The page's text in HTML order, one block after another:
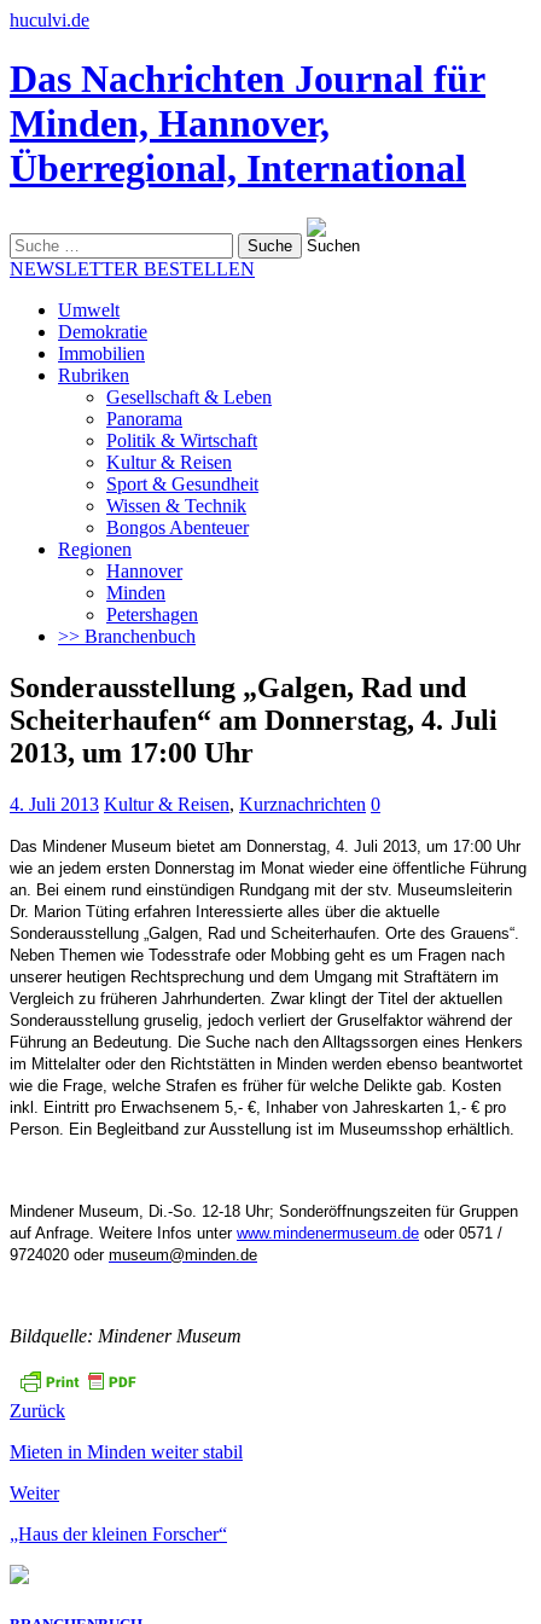
huculvi.de
Das Nachrichten Journal für
Minden, Hannover,
Überregional, International
nach:
NEWSLETTER BESTELLEN
Umwelt
Demokratie
Immobilien
Rubriken
Gesellschaft & Leben
Panorama
Politik & Wirtschaft
Kultur & Reisen
Sport & Gesundheit
Wissen & Technik
Bongos Abenteuer
Regionen
Hannover
Minden
Petershagen
>> Branchenbuch
Sonderausstellung „Galgen, Rad und
Scheiterhaufen“ am Donnerstag, 4. Juli
2013, um 17:00 Uhr
4. Juli 2013 Kultur & Reisen, Kurznachrichten 0
Das Mindener Museum bietet am Donnerstag, 4. Juli 2013, um 17:00 Uhr
wie an jedem ersten Donnerstag im Monat wieder eine öffentliche Führung
an. Bei einem rund einstündigen Rundgang mit der stv. Museumsleiterin
Dr. Marion Tüting erfahren Interessierte alles über die aktuelle
Sonderausstellung „Galgen, Rad und Scheiterhaufen. Orte des Grauens“.
Neben Themen wie Todesstrafe oder Mobbing geht es um Fragen nach
unserer heutigen Rechtsprechung und dem Umgang mit Straftätern im
Vergleich zu früheren Jahrhunderten. Zwar klingt der Titel der aktuellen
Sonderausstellung gruselig, jedoch verliert der Gruselfaktor während der
Führung an Bedeutung. Die Suche nach den Alltagssorgen eines Henkers
im Mittelalter oder den Richtstätten in Minden werden ebenso beantwortet
wie die Frage, welche Strafen es früher für welche Delikte gab. Kosten
inkl. Eintritt pro Erwachsenem 5,- €, Inhaber von Jahreskarten 1,- € pro
Person. Ein Begleitband zur Ausstellung ist im Museumsshop erhältlich.
Mindener Museum, Di.-So. 12-18 Uhr; Sonderöffnungszeiten für Gruppen
auf Anfrage. Weitere Infos unter www.mindenermuseum.de oder 0571 /
9724020 oder museum@minden.de
Bildquelle: Mindener Museum
Zurück
Mieten in Minden weiter stabil
Weiter
„Haus der kleinen Forscher“